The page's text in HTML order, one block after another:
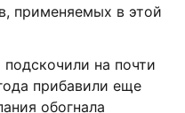
применяемых в этой
на почти
прибавили еще
обогнала